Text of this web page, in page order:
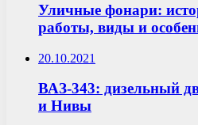
Уличные фонари:
работы, виды и
20.10.2021
ВАЗ-343: дизельный
и Нивы